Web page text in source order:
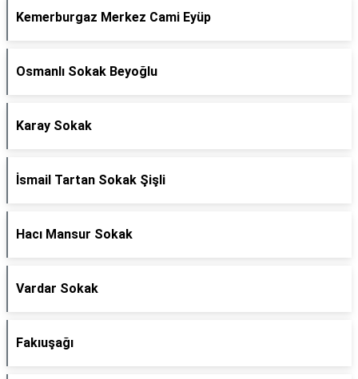
Kemerburgaz Merkez Cami Eyüp
Osmanlı Sokak Beyoğlu
Karay Sokak
İsmail Tartan Sokak Şişli
Hacı Mansur Sokak
Vardar Sokak
Fakıuşağı